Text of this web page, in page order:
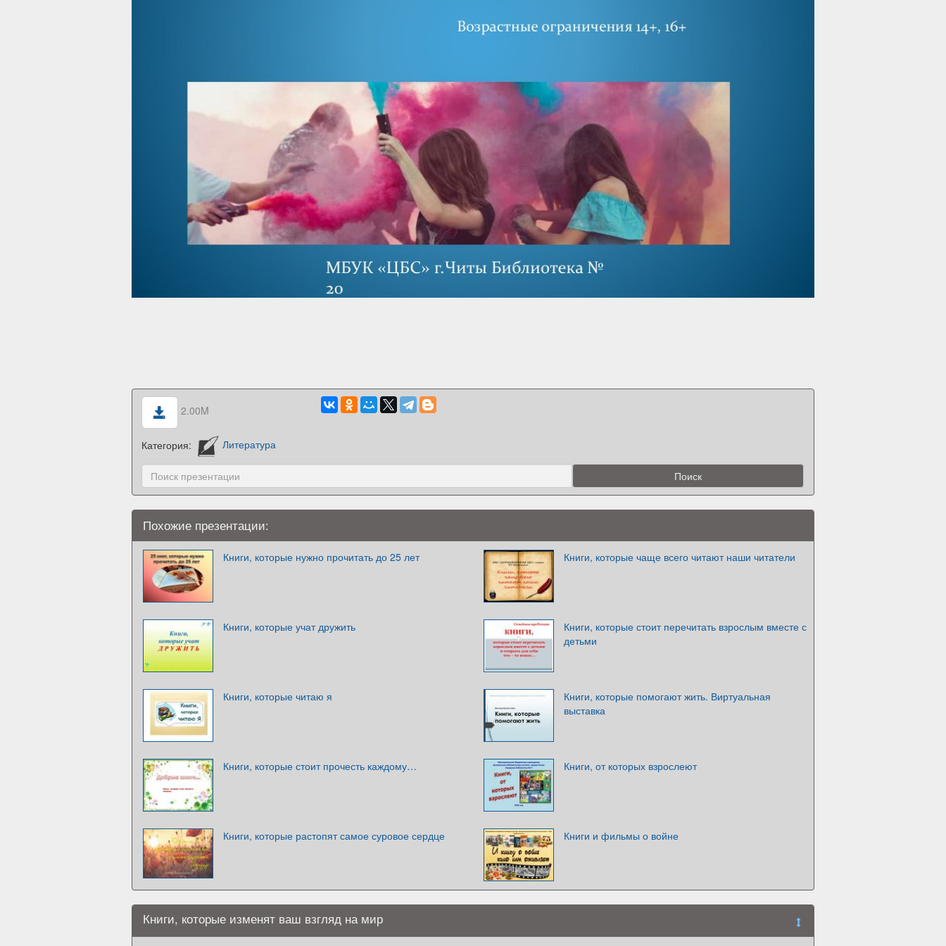
2.00M
Категория: Литература
Похожие презентации:
Книги, которые нужно прочитать до 25 лет Книги, которые чаще всего читают наши читатели
Книги, которые учат дружить
Книги, которые стоит перечитать взрослым вместе с
детьми
Книги, которые читаю я
Книги, которые помогают жить. Виртуальная
выставка
Книги, которые стоит прочесть каждому… Книги, от которых взрослеют
Книги, которые растопят самое суровое сердце Книги и фильмы о войне
Книги, которые изменят ваш взгляд на мир